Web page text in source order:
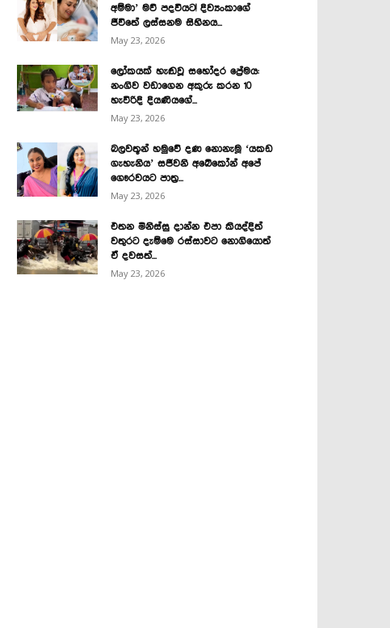
අම්මා’ මව් පදවියට! දිව්‍යංකාගේ
ජීවිතේ ලස්සනම සිහිනය...
May 23, 2026
ලෝකයක් හැඬවූ සහෝදර ප්‍රේමය:
නංගිව වඩාගෙන අකුරු කරන 10
හැවිරිදි දියණියගේ...
May 23, 2026
බලවතූන් හමුවේ දණ නොනැමූ ‘යකඩ
ගැහැනිය’ සජීවනි අබේකෝන් අපේ
ගෞරවයට පාත්‍ර...
May 23, 2026
එතන මිනිස්සු දාන්න එපා කියද්දිත්
වතුරට දැම්මෙ රස්සාවට නොගියොත්
ඒ දවසත්...
May 23, 2026